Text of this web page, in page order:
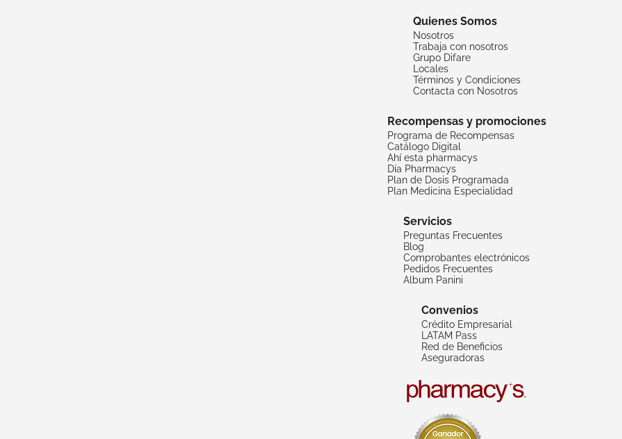
Quienes Somos
Nosotros
Trabaja con nosotros
Grupo Difare
Locales
Términos y Condiciones
Contacta con Nosotros
Recompensas y promociones
Programa de Recompensas
Catálogo Digital
Ahí esta pharmacys
Día Pharmacys
Plan de Dosis Programada
Plan Medicina Especialidad
Servicios
Preguntas Frecuentes
Blog
Comprobantes electrónicos
Pedidos Frecuentes
Album Panini
Convenios
Crédito Empresarial
LATAM Pass
Red de Beneficios
Aseguradoras